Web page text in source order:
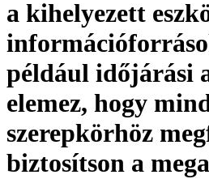
a kihelyezett
például időjárási
elemez, hogy
szerepkörhöz
biztosítson a